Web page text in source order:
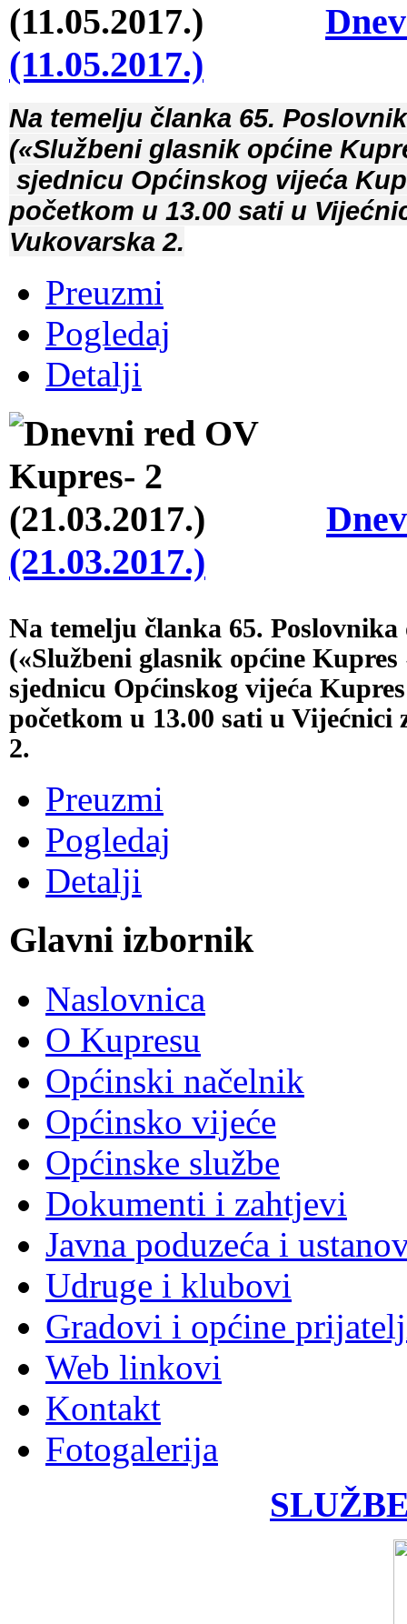
(11.05.2017.)
Na temelju članka 65.
(«Službeni glasnik općine
sjednicu Općinskog vijeća
početkom u 13.00 sati u
Vukovarska 2.
Preuzmi
Pogledaj
Detalji
(21.03.2017.)
Na temelju članka 65.
(«Službeni glasnik općine
sjednicu Općinskog vijeća
početkom u 13.00 sati u
2.
Preuzmi
Pogledaj
Detalji
Glavni izbornik
Naslovnica
O Kupresu
Općinski načelnik
Općinsko vijeće
Općinske službe
Dokumenti i zahtjevi
Javna poduzeća i
Udruge i klubovi
Gradovi i općine
Web linkovi
Kontakt
Fotogalerija